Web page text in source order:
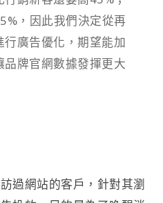
，因此我們決定從再
廣告優化，期望能加
牌官網數據發揮更大
過網站的客戶，針對其瀏